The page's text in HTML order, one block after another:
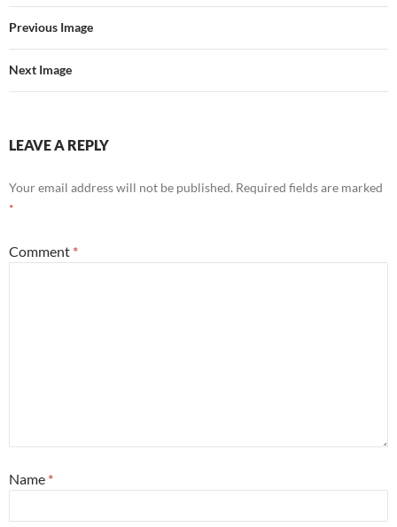
Previous Image
Next Image
LEAVE A REPLY
Your email address will not be published. Required fields are marked
*
Comment *
Name *